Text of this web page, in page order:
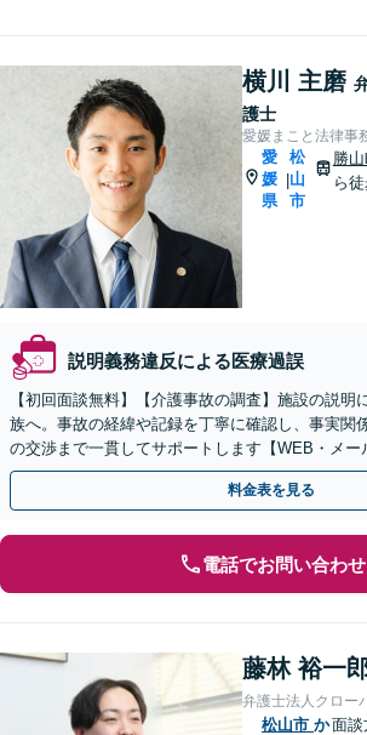
横川 主磨
護士
愛媛まこと法律事
愛
媛
県
|
松
山
市
勝
ら
説明義務違反による医療過誤
【初回面談無料】【介護事故の調査】施設の説明
族へ。事故の経緯や記録を丁寧に確認し、事実関
の交渉まで一貫してサポートします【WEB・メー
料金表を見る
電話でお問い合わせ
藤林 裕一
弁護士法人クロー
松山市 か面談